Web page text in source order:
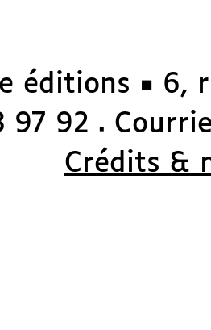
éditions ◼ 6,
97 92
◼
Crédits &